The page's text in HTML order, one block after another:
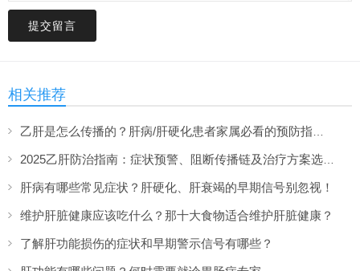
提交留言
相关推荐
肝病有哪些常见症状？肝硬化、肝衰竭的早期信号别忽视！
维护肝脏健康应该吃什么？那十大食物适合维护肝脏健康？
了解肝功能损伤的症状和早期警示信号有哪些？